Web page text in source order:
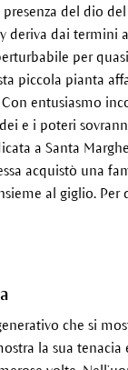
del dio
deriva dai termini
per
piccola pianta
entusiasmo
e i poteri
a Santa
acquistò una
al giglio.
che si
la sua